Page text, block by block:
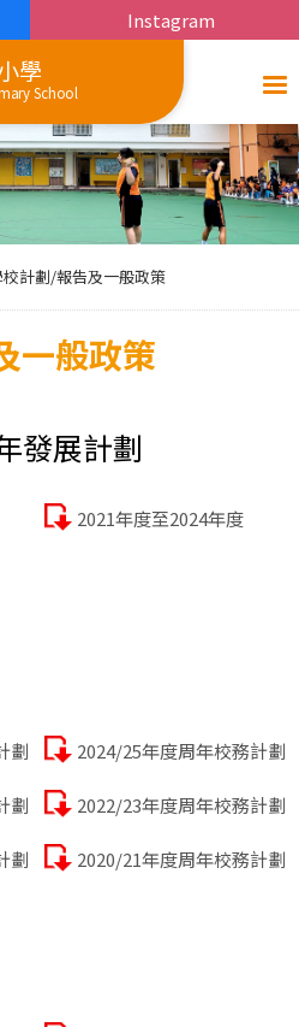
學
School
Instagram
計劃/報告及一般政策
一般政策
發展計劃
2021年度至2024年度
劃 2024/25年度周年校務計劃
劃 2022/23年度周年校務計劃
劃 2020/21年度周年校務計劃